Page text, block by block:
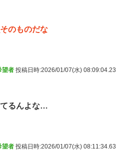
のものだな
望者 投稿日時:2026/01/07(水) 08:09:04.23
てるんよな…
望者 投稿日時:2026/01/07(水) 08:11:34.63